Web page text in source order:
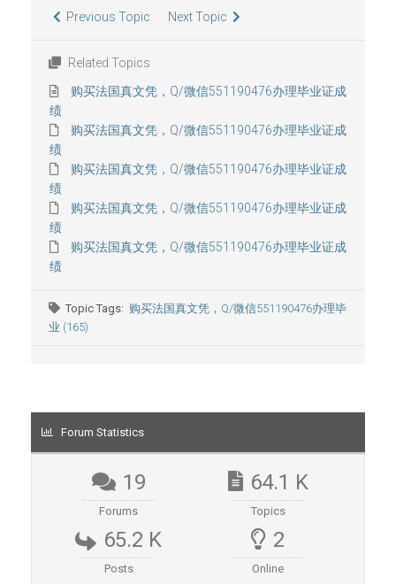
Previous Topic
Next Topic
Related Topics
购买法国真文凭，Q/微信551190476办理毕业证成
绩
购买法国真文凭，Q/微信551190476办理毕业证成
绩
购买法国真文凭，Q/微信551190476办理毕业证成
绩
购买法国真文凭，Q/微信551190476办理毕业证成
绩
购买法国真文凭，Q/微信551190476办理毕业证成
绩
Topic Tags: 购买法国真文凭，Q/微信551190476办理毕
业 (165)
Forum Statistics
19
Forums
64.1 K
Topics
65.2 K
Posts
2
Online